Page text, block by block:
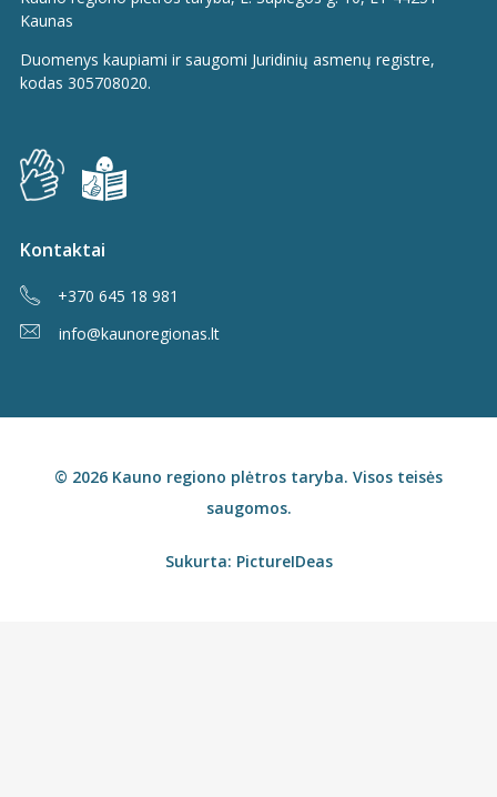
Kaunas
Duomenys kaupiami ir saugomi Juridinių asmenų registre,
kodas 305708020.
Kontaktai
+370 645 18 981
info@kaunoregionas.lt
© 2026 Kauno regiono plėtros taryba. Visos teisės
saugomos.
Sukurta: PictureIDeas